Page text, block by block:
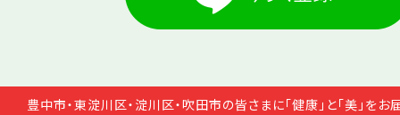
豊中市・東淀川区・淀川区・吹田市の皆さまに「健康」と「美」をお